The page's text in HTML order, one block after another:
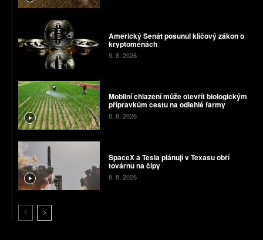
Americký Senát posunul klíčový zákon o
kryptoměnách
9. 8. 2026
Mobilní chlazení může otevřít biologickým
přípravkům cestu na odlehlé farmy
8. 8. 2026
SpaceX a Tesla plánují v Texasu obří
továrnu na čipy
8. 8. 2026